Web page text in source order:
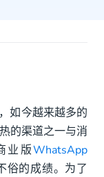
如今越来越多的
的渠道之一与消
业版WhatsApp
俗的成绩。为了